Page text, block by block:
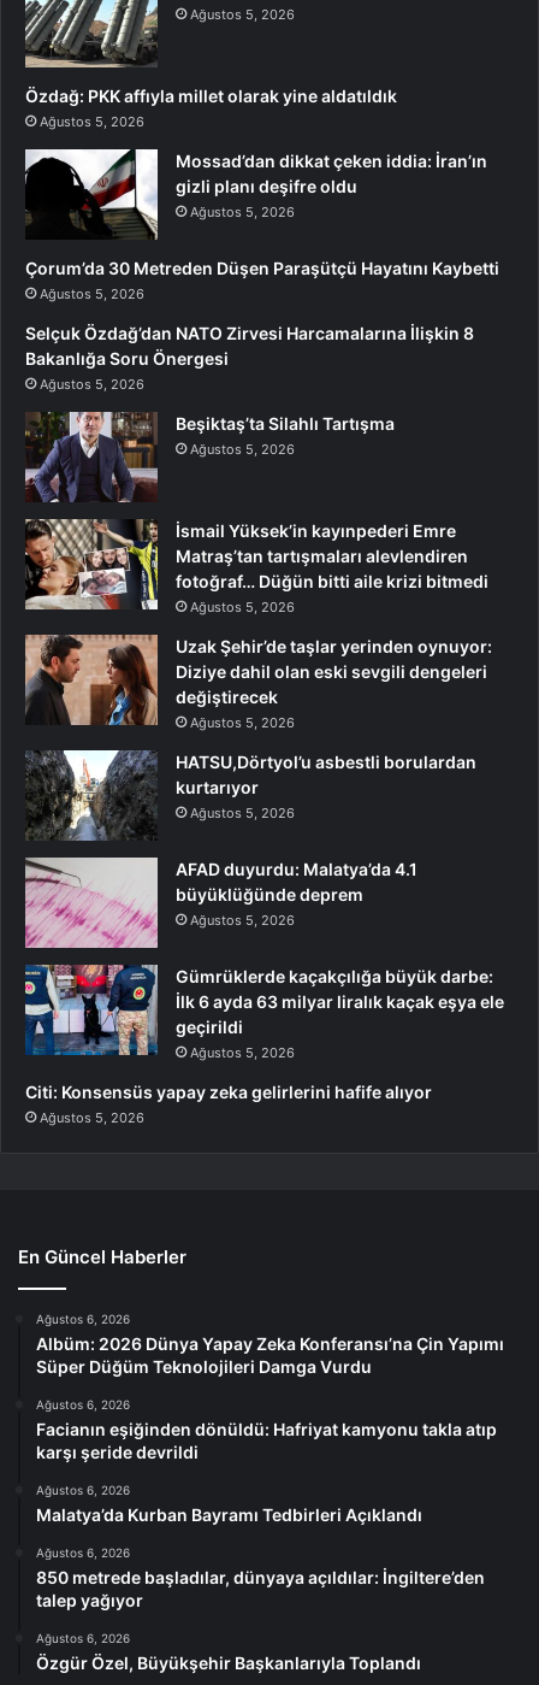
Ağustos 5, 2026
Özdağ: PKK affıyla millet olarak yine aldatıldık
Ağustos 5, 2026
Mossad’dan dikkat çeken iddia: İran’ın
gizli planı deşifre oldu
Ağustos 5, 2026
Çorum’da 30 Metreden Düşen Paraşütçü Hayatını Kaybetti
Ağustos 5, 2026
Selçuk Özdağ’dan NATO Zirvesi Harcamalarına İlişkin 8
Bakanlığa Soru Önergesi
Ağustos 5, 2026
Beşiktaş’ta Silahlı Tartışma
Ağustos 5, 2026
İsmail Yüksek’in kayınpederi Emre
Matraş’tan tartışmaları alevlendiren
fotoğraf… Düğün bitti aile krizi bitmedi
Ağustos 5, 2026
Uzak Şehir’de taşlar yerinden oynuyor:
Diziye dahil olan eski sevgili dengeleri
değiştirecek
Ağustos 5, 2026
HATSU,Dörtyol’u asbestli borulardan
kurtarıyor
Ağustos 5, 2026
AFAD duyurdu: Malatya’da 4.1
büyüklüğünde deprem
Ağustos 5, 2026
Gümrüklerde kaçakçılığa büyük darbe:
İlk 6 ayda 63 milyar liralık kaçak eşya ele
geçirildi
Ağustos 5, 2026
Citi: Konsensüs yapay zeka gelirlerini hafife alıyor
Ağustos 5, 2026
En Güncel Haberler
Ağustos 6, 2026
Albüm: 2026 Dünya Yapay Zeka Konferansı’na Çin Yapımı
Süper Düğüm Teknolojileri Damga Vurdu
Ağustos 6, 2026
Facianın eşiğinden dönüldü: Hafriyat kamyonu takla atıp
karşı şeride devrildi
Ağustos 6, 2026
Malatya’da Kurban Bayramı Tedbirleri Açıklandı
Ağustos 6, 2026
850 metrede başladılar, dünyaya açıldılar: İngiltere’den
talep yağıyor
Ağustos 6, 2026
Özgür Özel, Büyükşehir Başkanlarıyla Toplandı